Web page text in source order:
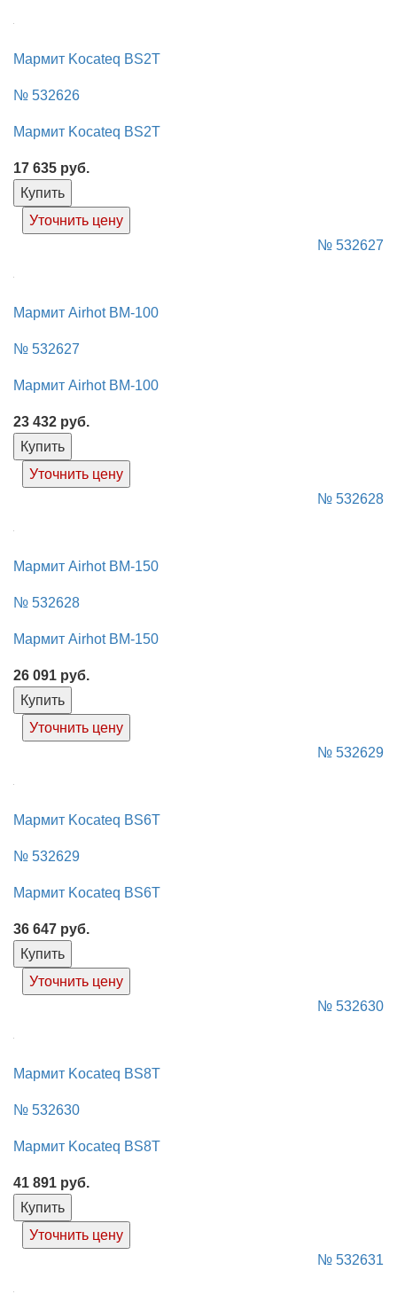
Мармит Kocateq BS2T
№ 532626
Мармит Kocateq BS2T
17 635 руб.
Купить
Уточнить цену
№ 532627
Мармит Airhot BM-100
№ 532627
Мармит Airhot BM-100
23 432 руб.
Купить
Уточнить цену
№ 532628
Мармит Airhot BM-150
№ 532628
Мармит Airhot BM-150
26 091 руб.
Купить
Уточнить цену
№ 532629
Мармит Kocateq BS6T
№ 532629
Мармит Kocateq BS6T
36 647 руб.
Купить
Уточнить цену
№ 532630
Мармит Kocateq BS8T
№ 532630
Мармит Kocateq BS8T
41 891 руб.
Купить
Уточнить цену
№ 532631